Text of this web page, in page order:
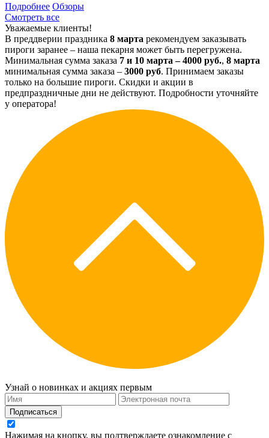
Подробнее Обзоры
Смотреть все
Уважаемые клиенты!
В преддверии праздника 8 марта рекомендуем заказывать
пироги заранее – наша пекарня может быть перегружена.
Минимальная сумма заказа 7 и 10 марта – 4000 руб., 8 марта
минимальная сумма заказа – 3000 руб. Принимаем заказы
только на большие пироги. Скидки и акции в
предпраздничные дни не действуют. Подробности уточняйте
у оператора!
Узнай о новинках и акциях первым
Подписаться
Нажимая на кнопку, вы подтверждаете ознакомление с